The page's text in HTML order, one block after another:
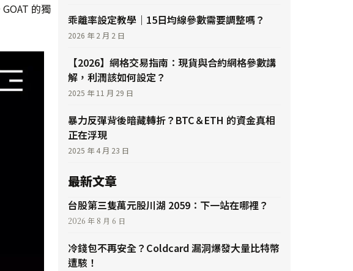
的獨
乖離率設定教學｜15日均線參數需要調整嗎？
2026 年 2 月 2 日
【2026】網格交易指南：現貨與合約網格參數講
解，利潤該如何設定？
2025 年 11 月 29 日
暴力反彈背後暗藏轉折？BTC＆ETH 的資金真相
正在浮現
2025 年 4 月 23 日
最新文章
台股第三隻萬元股川湖 2059：下一站在哪裡？
2026 年 8 月 6 日
冷錢包不再安全？Coldcard 漏洞爆發大量比特幣
遭駭！